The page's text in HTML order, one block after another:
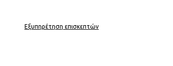
Εξυπηρέτηση επισκεπτών